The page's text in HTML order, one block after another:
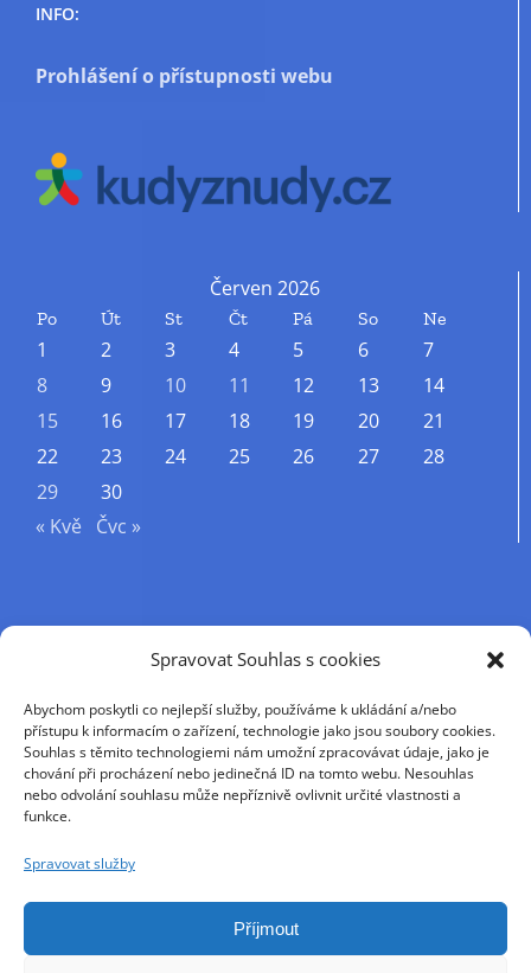
Spravovat Souhlas s cookies
Abychom poskytli co nejlepší služby, používáme k ukládání a/nebo
přístupu k informacím o zařízení, technologie jako jsou soubory cookies.
Souhlas s těmito technologiemi nám umožní zpracovávat údaje, jako je
chování při procházení nebo jedinečná ID na tomto webu. Nesouhlas
nebo odvolání souhlasu může nepříznivě ovlivnit určité vlastnosti a
funkce.
Spravovat služby
Příjmout
INFO:
Prohlášení o přístupnosti webu
Červen 2026
Po Út St Čt Pá So Ne
1 2 3 4 5 6
7
8
9 10 11 12 13
14
15
16 17 18 19 20
21
22
23 24 25 26 27
28
29
30
« Kvě
Čvc »
Příjmení
Křestní jméno
E-mail
Pokračováním přijímáte zásady ochrany osobních